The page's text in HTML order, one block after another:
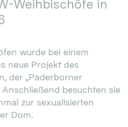
Weihbischöfe in
wurde bei einem
neue Projekt des
der „Paderborner
Anschließend besuchten sie
zur sexualisierten
Dom.